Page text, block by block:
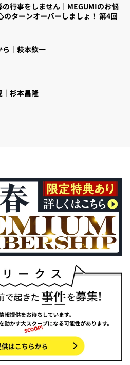
の行事をしません｜MEGUMIのお悩
のターンオーバーしましょ！ 第4回
ら｜萩本欽一
｜杉本昌隆